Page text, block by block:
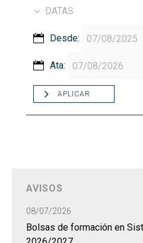
DATAS
Desde:
Ata:
APLICAR
AVISOS
08/07/2026
Bolsas de formación en